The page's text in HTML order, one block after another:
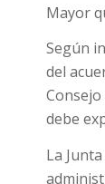
Mayor
Según
del
debe
La